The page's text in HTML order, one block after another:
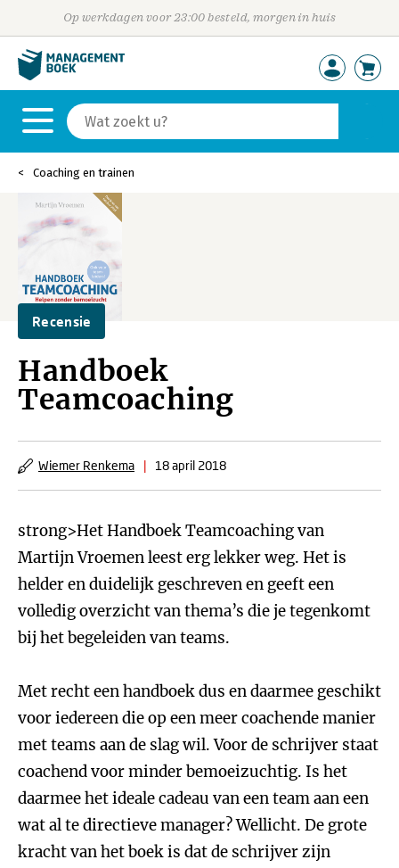
Op werkdagen voor 23:00 besteld, morgen in huis
Coaching en trainen
Recensie
Handboek
Teamcoaching
Wiemer Renkema | 18 april 2018
strong>Het Handboek Teamcoaching van
Martijn Vroemen leest erg lekker weg. Het is
helder en duidelijk geschreven en geeft een
volledig overzicht van thema’s die je tegenkomt
bij het begeleiden van teams.
Met recht een handboek dus en daarmee geschikt
voor iedereen die op een meer coachende manier
met teams aan de slag wil. Voor de schrijver staat
coachend voor minder bemoeizuchtig. Is het
daarmee het ideale cadeau van een team aan een
wat al te directieve manager? Wellicht. De grote
kracht van het boek is dat de schrijver zijn